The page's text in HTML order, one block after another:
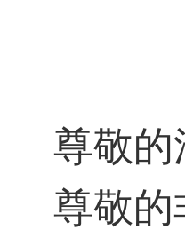
尊敬的
尊敬的